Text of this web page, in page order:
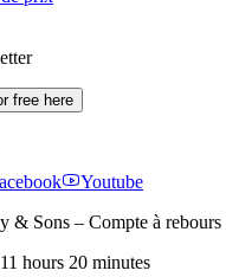
free here
Youtube
& Sons – Compte à rebours
hours 20 minutes